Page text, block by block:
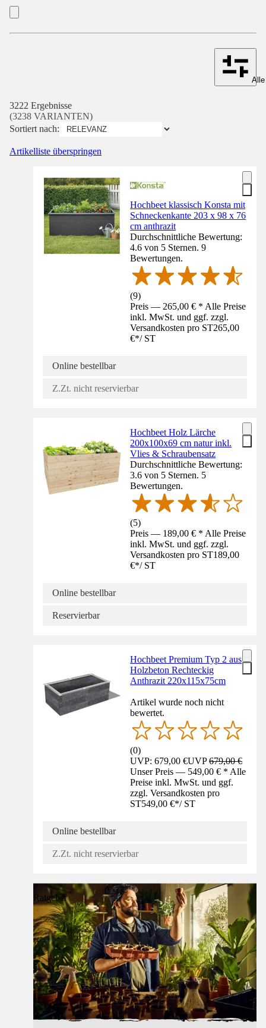
3222 Ergebnisse
(3238 VARIANTEN)
Sortiert nach:
Artikelliste überspringen
Hochbeet klassisch Konsta mit
Schneckenkante 203 x 98 x 76
cm anthrazit
Durchschnittliche Bewertung:
4.6 von 5 Sternen. 9
Bewertungen.
(9)
Preis — 265,00 € * Alle Preise
inkl. MwSt. und ggf. zzgl.
Versandkosten pro ST265,00
€*/ ST
Online bestellbar
Z.Zt. nicht reservierbar
Hochbeet Holz Lärche
200x100x69 cm natur inkl.
Vlies & Schraubensatz
Durchschnittliche Bewertung:
3.6 von 5 Sternen. 5
Bewertungen.
(5)
Preis — 189,00 € * Alle Preise
inkl. MwSt. und ggf. zzgl.
Versandkosten pro ST189,00
€*/ ST
Online bestellbar
Reservierbar
Hochbeet Premium Typ 2 aus
Holzbeton Rechteckig
Anthrazit 220x115x75cm
Artikel wurde noch nicht
bewertet.
(0)
UVP: 679,00 €UVP679,00 €
Unser Preis — 549,00 € * Alle
Preise inkl. MwSt. und ggf.
zzgl. Versandkosten pro
ST549,00 €*/ ST
Online bestellbar
Z.Zt. nicht reservierbar
Ratgeber